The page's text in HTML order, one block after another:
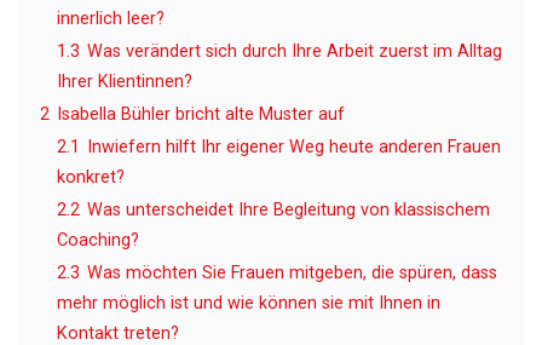
innerlich leer?
1.3 Was verändert sich durch Ihre Arbeit zuerst im Alltag
Ihrer Klientinnen?
2 Isabella Bühler bricht alte Muster auf
2.1
Inwiefern hilft Ihr eigener Weg heute anderen Frauen
konkret?
2.2 Was unterscheidet Ihre Begleitung von klassischem
Coaching?
2.3 Was möchten Sie Frauen mitgeben, die spüren, dass
mehr möglich ist und wie können sie mit Ihnen in
Kontakt treten?